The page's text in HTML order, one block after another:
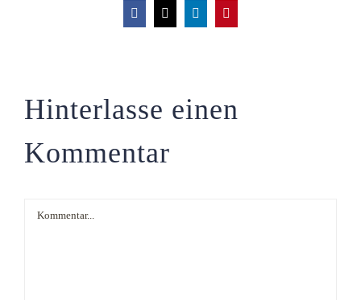
Facebook
X LinkedInPinterest
Hinterlasse einen
Kommentar
Kommentar